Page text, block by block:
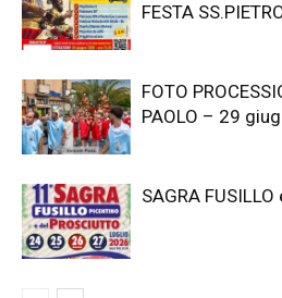
FESTA
FOTO
PAOLO – 29
SAGRA